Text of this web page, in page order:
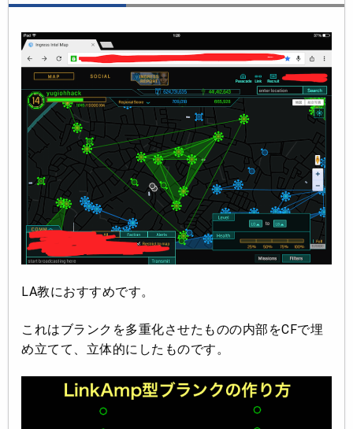
LA教におすすめです。
これはブランクを多重化させたものの内部をCFで埋
め立てて、立体的にしたものです。